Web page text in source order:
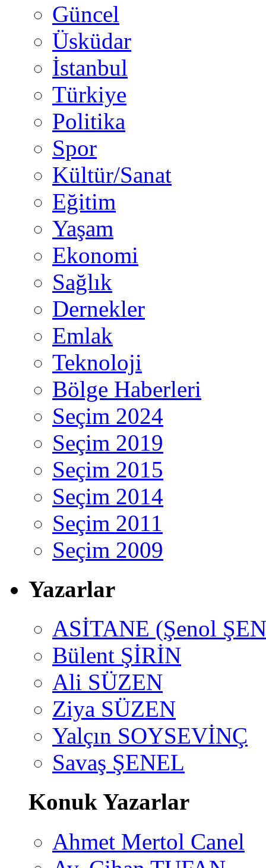
Güncel
Üsküdar
İstanbul
Türkiye
Politika
Spor
Kültür/Sanat
Eğitim
Yaşam
Ekonomi
Sağlık
Dernekler
Emlak
Teknoloji
Bölge Haberleri
Seçim 2024
Seçim 2019
Seçim 2015
Seçim 2014
Seçim 2011
Seçim 2009
Yazarlar
ASİTANE (Şenol
Bülent ŞİRİN
Ali SÜZEN
Ziya SÜZEN
Yalçın SOYSEVİNÇ
Savaş ŞENEL
Konuk Yazarlar
Ahmet Mertol Canel